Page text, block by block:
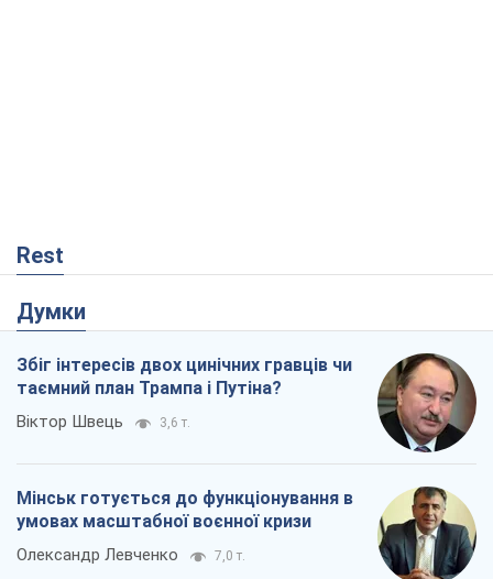
Rest
Думки
Збіг інтересів двох цинічних гравців чи
таємний план Трампа і Путіна?
Віктор Швець 3,6 т.
Мінськ готується до функціонування в
умовах масштабної воєнної кризи
Олександр Левченко 7,0 т.